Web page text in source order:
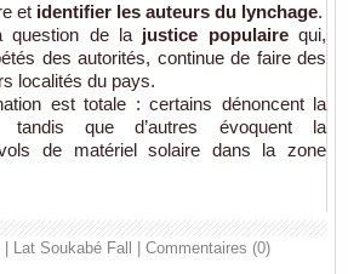
et identifier les auteurs du lynchage.
question de la justice populairequi,
des autorités, continue de faire des
localités du pays.
est totale : certains dénoncent la
tandis que d’autres évoquent la
de matériel solaire dans la zone
Lat Soukabé Fall Commentaires (0)